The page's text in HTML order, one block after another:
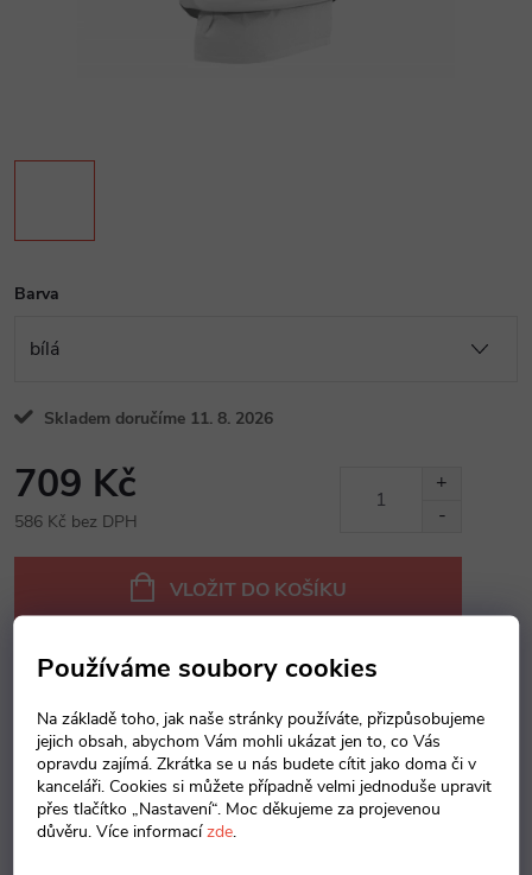
Používáme soubory cookies
Na základě toho, jak naše stránky používáte, přizpůsobujeme
jejich obsah, abychom Vám mohli ukázat jen to, co Vás
opravdu zajímá. Zkrátka se u nás budete cítit jako doma či v
kanceláři. Cookies si můžete případně velmi jednoduše upravit
přes tlačítko „Nastavení“. Moc děkujeme za projevenou
důvěru. Více informacízde.
Barva
Skladem doručíme 11. 8. 2026
709 Kč
586 Kč bez DPH
VLOŽIT DO KOŠÍKU
Záruka 5 let
Popis produktu